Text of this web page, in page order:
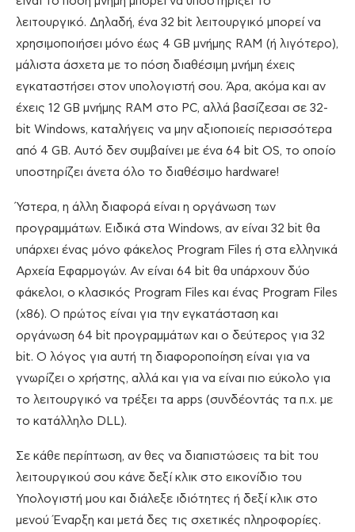
λειτουργικό. Δηλαδή, ένα 32 bit λειτουργικό μπορεί να
χρησιμοποιήσει μόνο έως 4 GB μνήμης RAM (ή λιγότερο),
μάλιστα άσχετα με το πόση διαθέσιμη μνήμη έχεις
εγκαταστήσει στον υπολογιστή σου. Άρα, ακόμα και αν
έχεις 12 GB μνήμης RAM στο PC, αλλά βασίζεσαι σε 32-
bit Windows, καταλήγεις να μην αξιοποιείς περισσότερα
από 4 GB. Αυτό δεν συμβαίνει με ένα 64 bit OS, το οποίο
υποστηρίζει άνετα όλο το διαθέσιμο hardware!
Ύστερα, η άλλη διαφορά είναι η οργάνωση των
προγραμμάτων. Ειδικά στα Windows, αν είναι 32 bit θα
υπάρχει ένας μόνο φάκελος Program Files ή στα ελληνικά
Αρχεία Εφαρμογών. Αν είναι 64 bit θα υπάρχουν δύο
φάκελοι, ο κλασικός Program Files και ένας Program Files
(x86). Ο πρώτος είναι για την εγκατάσταση και
οργάνωση 64 bit προγραμμάτων και ο δεύτερος για 32
bit. Ο λόγος για αυτή τη διαφοροποίηση είναι για να
γνωρίζει ο χρήστης, αλλά και για να είναι πιο εύκολο για
το λειτουργικό να τρέξει τα apps (συνδέοντάς τα π.χ. με
το κατάλληλο DLL).
Σε κάθε περίπτωση, αν θες να διαπιστώσεις τα bit του
λειτουργικού σου κάνε δεξί κλικ στο εικονίδιο του
Υπολογιστή μου και διάλεξε ιδιότητες ή δεξί κλικ στο
μενού Έναρξη και μετά δες τις σχετικές πληροφορίες.